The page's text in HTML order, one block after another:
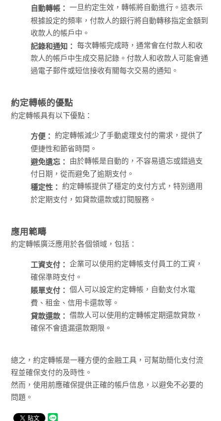
自動轉帳： 一旦約定生效，轉帳將自動進行。這表示
根據設定的頻率，付款人的銀行將自動轉移指定金額到
收款人的帳戶中。
記錄和通知： 每次轉帳完成時，通常會在付款人和收
款人的帳戶中生成交易記錄。付款人和收款人可能會通
過電子郵件或短信接收有關每次交易的通知。
約定轉帳的優點
約定轉帳具有以下優點：
方便： 約定轉帳減少了手動處理支付的需求，提供了
便捷性和節省時間。
避免遺忘：
由於轉帳是自動的，不容易遺忘或錯過支
付日期，從而避免了逾期支付。
穩定性： 約定轉帳提供了穩定的支付方式，特別適用
於定期支付，如貸款還款或訂閱服務。
應用範疇
約定轉帳廣泛應用於各個領域，包括：
工資支付： 企業可以使用約定轉帳支付員工的工資，
確保準時支付。
賬單支付： 個人可以設定約定轉帳，自動支付水電
費、租金、信用卡還款等。
貸款還款： 借款人可以使用約定轉帳定期還款貸款，
確保不會遺漏還款期限。
總之，約定轉帳是一種方便的金融工具，可幫助簡化支付流
程並確保支付的及時性。
然而，使用前應確保提供正確的帳戶信息，以避免不必要的
問題。